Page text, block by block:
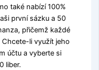
také nabízí 100%
první sázku a 50
přičemž každé
li využít jeho
účtu a vyberte si
liber.